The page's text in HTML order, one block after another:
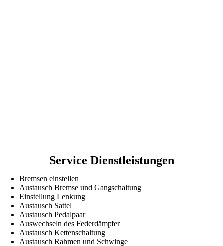
Service Dienstleistungen
Bremsen einstellen
Austausch Bremse und Gangschaltung
Einstellung Lenkung
Austausch Sattel
Austausch Pedalpaar
Auswechseln des Federdämpfer
Austausch Kettenschaltung
Austausch Rahmen und Schwinge